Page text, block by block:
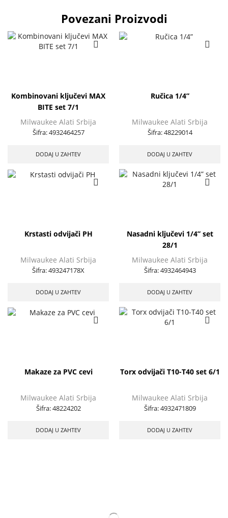
Povezani Proizvodi
Kombinovani ključevi MAX
BITE set 7/1
Milwaukee Alati Srbija
Šifra:4932464257
DODAJ U ZAHTEV
Ručica 1/4”
Milwaukee Alati Srbija
Šifra:48229014
DODAJ U ZAHTEV
Krstasti odvijači PH
Milwaukee Alati Srbija
Šifra:493247178X
DODAJ U ZAHTEV
Nasadni ključevi 1/4” set
28/1
Milwaukee Alati Srbija
Šifra:4932464943
DODAJ U ZAHTEV
Makaze za PVC cevi
Milwaukee Alati Srbija
Šifra:48224202
DODAJ U ZAHTEV
Torx odvijači T10-T40 set 6/1
Milwaukee Alati Srbija
Šifra:4932471809
DODAJ U ZAHTEV